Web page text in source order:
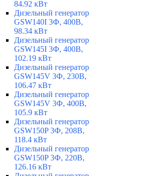
84.92 кВт
Дизельный генератор
GSW140I 3Ф, 400В,
98.34 кВт
Дизельный генератор
GSW145I 3Ф, 400В,
102.19 кВт
Дизельный генератор
GSW145V 3Ф, 230В,
106.47 кВт
Дизельный генератор
GSW145V 3Ф, 400В,
105.9 кВт
Дизельный генератор
GSW150P 3Ф, 208В,
118.4 кВт
Дизельный генератор
GSW150P 3Ф, 220В,
126.16 кВт